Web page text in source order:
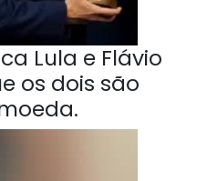
Lula e Flávio
os dois são